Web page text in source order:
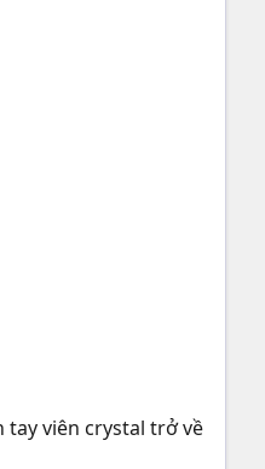
tay viên crystal trở về